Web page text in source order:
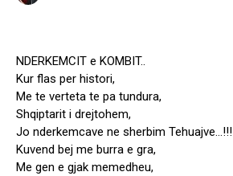
NDERKEMCIT e KOMBIT..
Kur flas per histori,
Me te verteta te pa tundura,
Shqiptarit i drejtohem,
Jo nderkemcave ne sherbim Tehuajve…!!!
Kuvend bej me burra e gra,
Me gen e gjak memedheu,